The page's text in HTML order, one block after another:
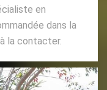
en
dans la
la contacter.